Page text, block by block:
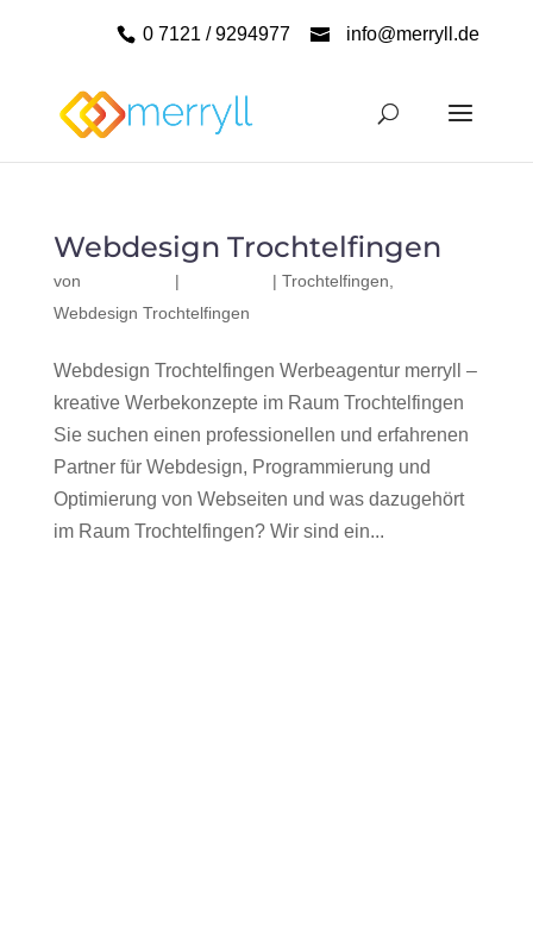
0 7121 / 9294977 info@merryll.de
Webdesign Trochtelfingen
von | | Trochtelfingen
Webdesign Trochtelfingen
Webdesign Trochtelfingen Werbeagentur merryll –
kreative Werbekonzepte im Raum Trochtelfingen
Sie suchen einen professionellen und erfahrenen
Partner für Webdesign, Programmierung und
Optimierung von Webseiten und was dazugehört
im Raum Trochtelfingen? Wir sind ein...